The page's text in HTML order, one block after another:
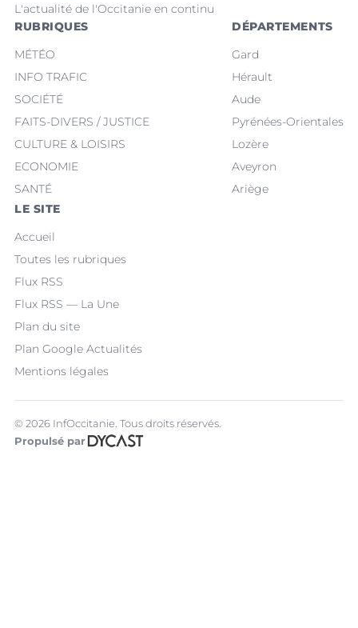
L'actualité de l'Occitanie en continu
RUBRIQUES
MÉTÉO
INFO TRAFIC
SOCIÉTÉ
FAITS-DIVERS / JUSTICE
CULTURE & LOISIRS
ECONOMIE
SANTÉ
DÉPARTEMENTS
Gard
Hérault
Aude
Pyrénées-Orientales
Lozère
Aveyron
Ariège
LE SITE
Accueil
Toutes les rubriques
Flux RSS
Flux RSS — La Une
Plan du site
Plan Google Actualités
Mentions légales
© 2026 InfOccitanie. Tous droits réservés.
Propulsé par